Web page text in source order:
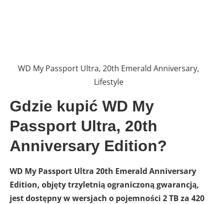
WD My Passport Ultra, 20th Emerald Anniversary,
Lifestyle
Gdzie kupić WD My
Passport Ultra, 20th
Anniversary Edition?
WD My Passport Ultra 20th Emerald Anniversary
Edition, objęty trzyletnią ograniczoną gwarancją,
jest dostępny w wersjach o pojemności 2 TB za 420